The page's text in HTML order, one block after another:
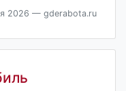
2026 — gderabota.ru